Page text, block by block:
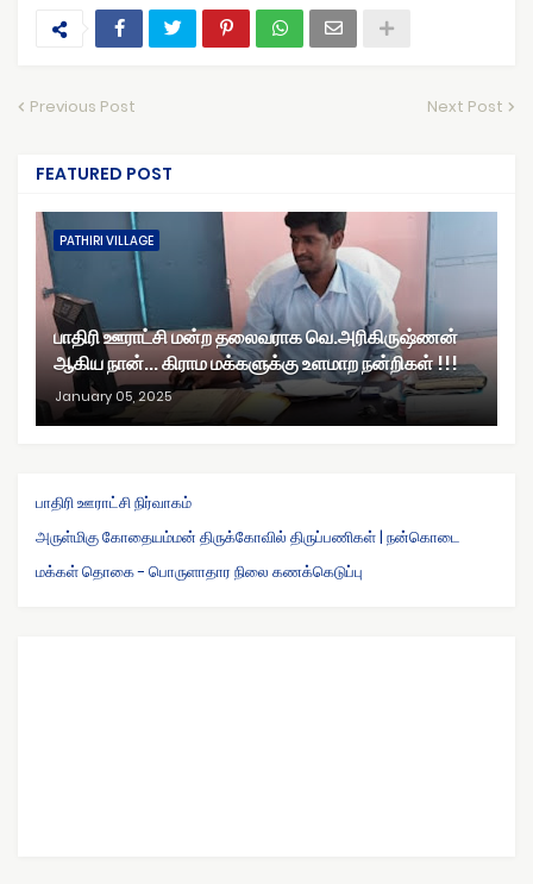
Previous Post Next Post
FEATURED POST
PATHIRI VILLAGE
பாதிரி ஊராட்சி மன்ற தலைவராக வெ.அரிகிருஷ்ணன்
ஆகிய நான்... கிராம மக்களுக்கு உளமாற நன்றிகள் !!!
January 05, 2025
பாதிரி ஊராட்சி நிர்வாகம்
அருள்மிகு கோதையம்மன் திருக்கோவில் திருப்பணிகள் | நன்கொடை
மக்கள் தொகை - பொருளாதார நிலை கணக்கெடுப்பு